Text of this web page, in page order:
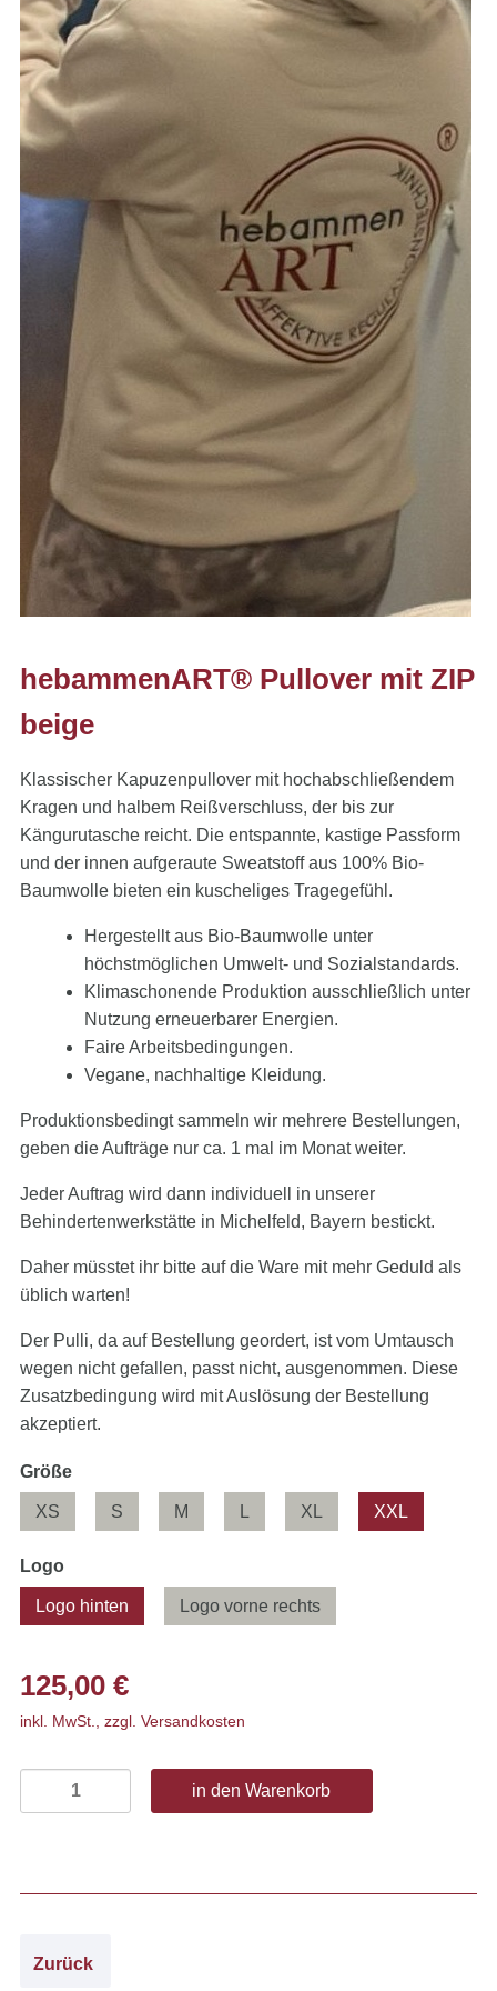
hebammenART® Pullover mit ZIP
beige
Klassischer Kapuzenpullover mit hochabschließendem
Kragen und halbem Reißverschluss, der bis zur
Kängurutasche reicht. Die entspannte, kastige Passform
und der innen aufgeraute Sweatstoff aus 100% Bio-
Baumwolle bieten ein kuscheliges Tragegefühl.
Hergestellt aus Bio-Baumwolle unter
höchstmöglichen Umwelt- und Sozialstandards.
Klimaschonende Produktion ausschließlich unter
Nutzung erneuerbarer Energien.
Faire Arbeitsbedingungen.
Vegane, nachhaltige Kleidung.
Produktionsbedingt sammeln wir mehrere Bestellungen,
geben die Aufträge nur ca. 1 mal im Monat weiter.
Jeder Auftrag wird dann individuell in unserer
Behindertenwerkstätte in Michelfeld, Bayern bestickt.
Daher müsstet ihr bitte auf die Ware mit mehr Geduld als
üblich warten!
Der Pulli, da auf Bestellung geordert, ist vom Umtausch
wegen nicht gefallen, passt nicht, ausgenommen. Diese
Zusatzbedingung wird mit Auslösung der Bestellung
akzeptiert.
Pflichtfeld
Größe
XS S M L XL XXL
Pflichtfeld
Logo
Logo hinten Logo vorne rechts
125,00 €
inkl. MwSt., zzgl. Versandkosten
Zurück